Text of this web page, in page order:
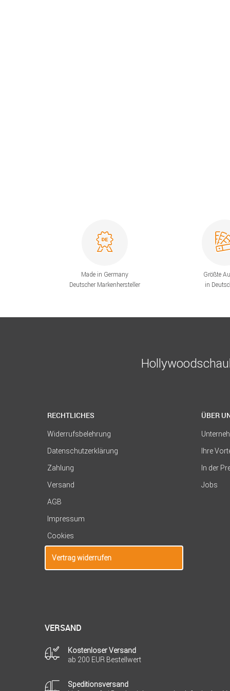
Made in Germany
Deutscher Markenhersteller
Größte
in
RECHTLICHES
Widerrufsbelehrung
Datenschutzerklärung
Zahlung
Versand
AGB
Impressum
Cookies
Vertrag widerrufen
ÜBER
Ihre
In der
Jobs
VERSAND
Kostenloser Versand
ab 200 EUR Bestellwert
Speditionsversand